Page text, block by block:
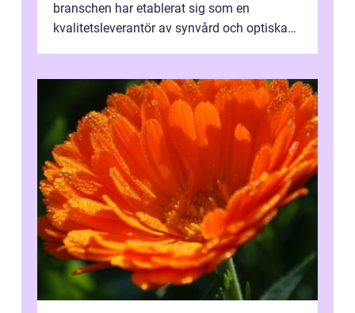
branschen har etablerat sig som en
kvalitetsleverantör av synvård och optiska